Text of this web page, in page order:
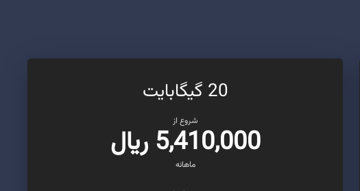
20 گیگابایت
شروع از
5,410,000 ریال
ماهانه